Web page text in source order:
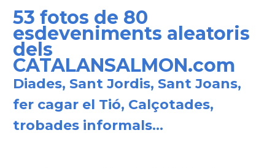
53 fotos de 80
esdeveniments aleatoris
dels
CATALANSALMON.com
Diades, Sant Jordis, Sant Joans,
fer cagar el Tió, Calçotades,
trobades informals...